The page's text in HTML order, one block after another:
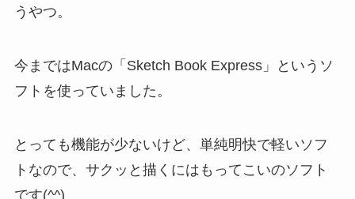
うやつ。
今まではMacの「Sketch Book Express」というソ
フトを使っていました。
とっても機能が少ないけど、単純明快で軽いソフ
トなので、サクッと描くにはもってこいのソフト
です(^^)